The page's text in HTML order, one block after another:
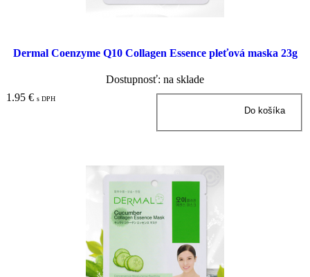
Dermal Coenzyme Q10 Collagen Essence pleťová maska 23g
Dostupnosť: na sklade
1.95 € s DPH